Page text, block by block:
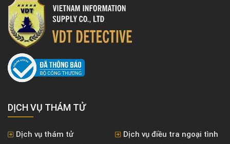
DỊCH VỤ THÁM TỬ
Dịch vụ thám tử
Dịch vụ điều tra ngoại tình